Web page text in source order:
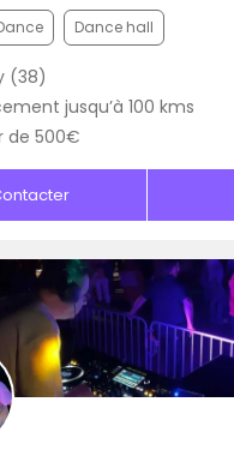
Dance hall
(38)
jusqu’à 100 kms
de 500€